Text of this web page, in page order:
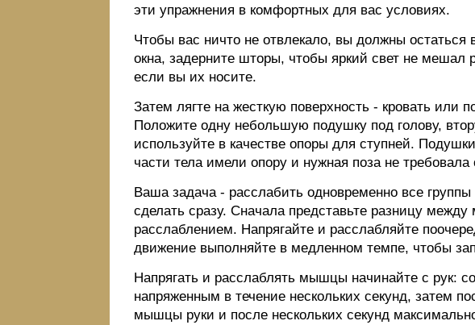
эти упражнения в комфортных для вас условиях.
Чтобы вас ничто не отвлекало, вы должны остаться
окна, задерните шторы, чтобы яркий свет не мешал
если вы их носите.
Затем лягте на жесткую поверхность - кровать или
Положите одну небольшую подушку под голову,
используйте в качестве опоры для ступней.
части тела имели опору и нужная поза не требовала
Ваша задача - расслабить одновременно все
сделать сразу. Сначала представьте разницу
расслаблением. Напрягайте и расслабляйте
движение выполняйте в медленном темпе, чтобы
Напрягать и расслаблять мышцы начинайте с рук:
напряженным в течение нескольких секунд, затем
мышцы руки и после нескольких секунд